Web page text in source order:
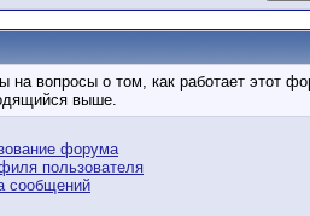
на вопросы о том, как работает этот
выше.
форума
пользователя
сообщений